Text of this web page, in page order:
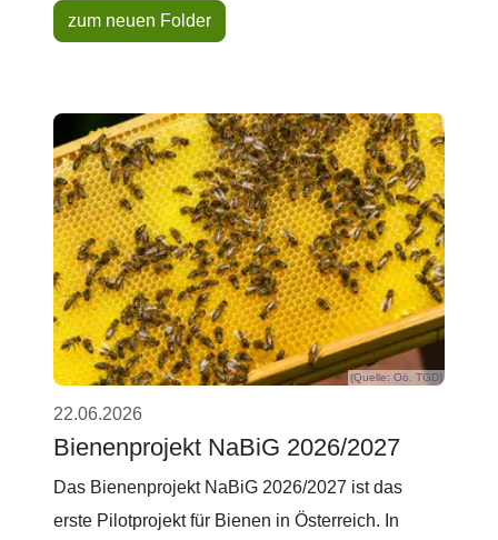
zum neuen Folder
(Quelle: Oö. TGD)
22.06.2026
Bienenprojekt NaBiG 2026/2027
Das Bienenprojekt NaBiG 2026/2027 ist das
erste Pilotprojekt für Bienen in Österreich. In